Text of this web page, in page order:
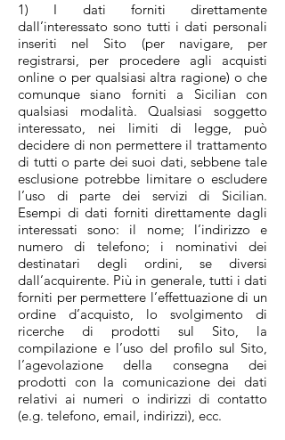
1) I dati forniti direttamente
dall’interessato sono tutti i dati personali
inseriti nel Sito (per navigare, per
registrarsi, per procedere agli acquisti
online o per qualsiasi altra ragione) o che
comunque siano forniti a Sicilian con
qualsiasi modalità. Qualsiasi soggetto
interessato, nei limiti di legge, può
decidere di non permettere il trattamento
di tutti o parte dei suoi dati, sebbene tale
esclusione potrebbe limitare o escludere
l’uso di parte dei servizi di Sicilian.
Esempi di dati forniti direttamente dagli
interessati sono: il nome; l’indirizzo e
numero di telefono; i nominativi dei
destinatari degli ordini, se diversi
dall’acquirente. Più in generale, tutti i dati
forniti per permettere l’effettuazione di un
ordine d’acquisto, lo svolgimento di
ricerche di prodotti sul Sito, la
compilazione e l’uso del profilo sul Sito,
l’agevolazione della consegna dei
prodotti con la comunicazione dei dati
relativi ai numeri o indirizzi di contatto
(e.g. telefono, email, indirizzi), ecc.